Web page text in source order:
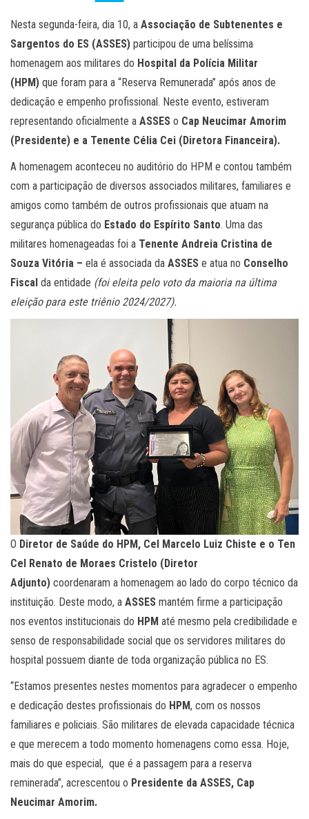
Nesta segunda-feira, dia 10, a Associação de Subtenentes e
Sargentos do ES (ASSES) participou de uma belíssima
homenagem aos militares do Hospital da Polícia Militar
(HPM) que foram para a “Reserva Remunerada” após anos de
dedicação e empenho profissional. Neste evento, estiveram
representando oficialmente a ASSES o Cap Neucimar Amorim
(Presidente) e a Tenente Célia Cei (Diretora Financeira).
A homenagem aconteceu no auditório do HPM e contou também
com a participação de diversos associados militares, familiares e
amigos como também de outros profissionais que atuam na
segurança pública do Estado do Espírito Santo. Uma das
militares homenageadas foi a Tenente Andreia Cristina de
Souza Vitória – ela é associada da ASSES e atua no Conselho
Fiscal da entidade (foi eleita pelo voto da maioria na última
eleição para este triênio 2024/2027).
O Diretor de Saúde do HPM, Cel Marcelo Luiz Chiste e o Ten
Cel Renato de Moraes Cristelo (Diretor
Adjunto) coordenaram a homenagem ao lado do corpo técnico da
instituição. Deste modo, a ASSES mantém firme a participação
nos eventos institucionais do HPM até mesmo pela credibilidade e
senso de responsabilidade social que os servidores militares do
hospital possuem diante de toda organização pública no ES.
“Estamos presentes nestes momentos para agradecer o empenho
e dedicação destes profissionais do HPM, com os nossos
familiares e policiais. São militares de elevada capacidade técnica
e que merecem a todo momento homenagens como essa. Hoje,
mais do que especial, que é a passagem para a reserva
reminerada”, acrescentou o Presidente da ASSES, Cap
Neucimar Amorim.